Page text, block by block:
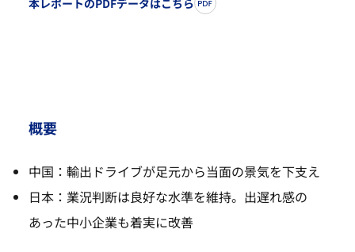
概要
中国：輸出ドライブが足元から当面の景気を下支え
日本：業況判断は良好な水準を維持。出遅れ感の
あった中小企業も着実に改善